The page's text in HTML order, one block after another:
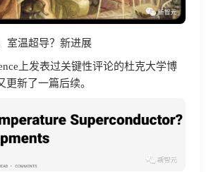
室温超导？新进展
上发表过关键性评论的杜克大学博
更新了一篇后续。